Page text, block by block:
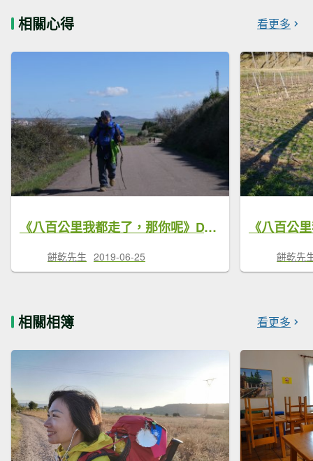
相關心得 看更多
《八百公里我都走了，那你呢》DAY9：浴火重生的不死鳥
餅乾先生 2019-06-25 餅乾先
相關相簿 看更多